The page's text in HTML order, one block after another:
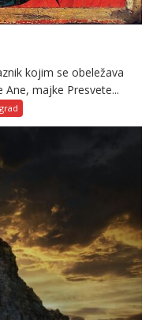
kojim se obeležava
majke Presvete...